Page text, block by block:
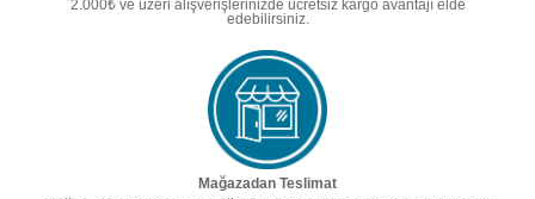
2.000₺ ve üzeri alışverişlerinizde ücretsiz kargo avantajı elde
edebilirsiniz.
Mağazadan Teslimat